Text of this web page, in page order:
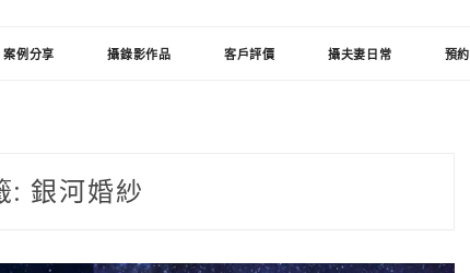
案例分享 攝錄影作品 客戶評價 攝夫妻日常 預
: 銀河婚紗